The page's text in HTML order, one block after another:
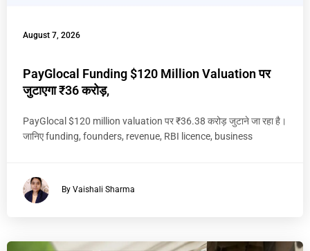
August 7, 2026
PayGlocal Funding $120 Million Valuation पर
जुटाएगा ₹36 करोड़,
PayGlocal $120 million valuation पर ₹36.38 करोड़ जुटाने जा रहा है।
जानिए funding, founders, revenue, RBI licence, business
By Vaishali Sharma